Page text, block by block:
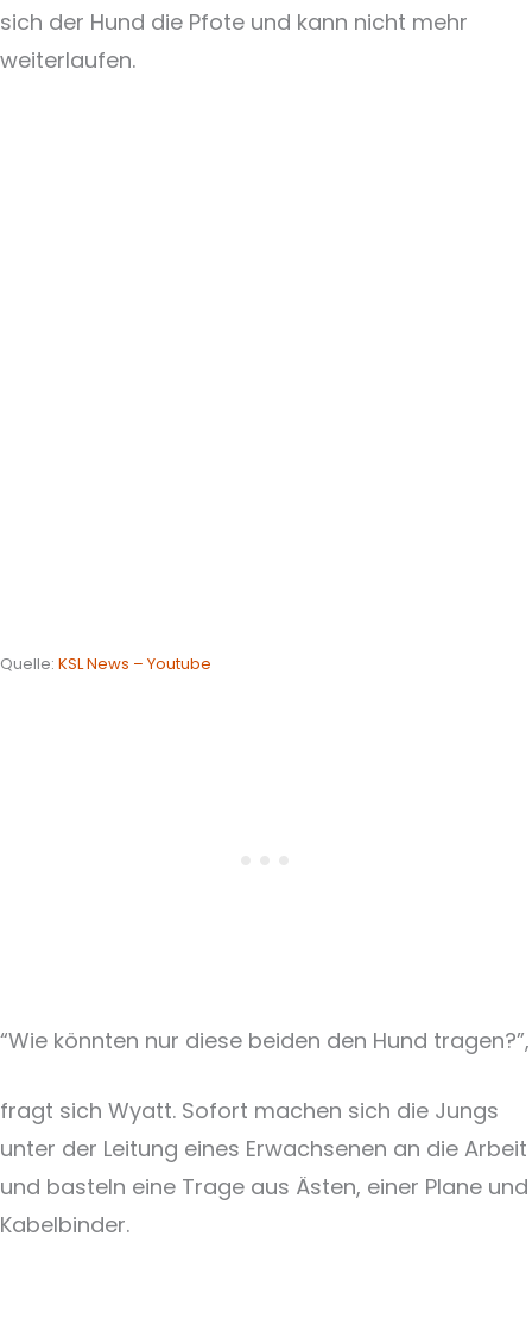
sich der Hund die Pfote und kann nicht mehr
weiterlaufen.
Quelle: KSL News – Youtube
“Wie könnten nur diese beiden den Hund tragen?”,
fragt sich Wyatt. Sofort machen sich die Jungs
unter der Leitung eines Erwachsenen an die Arbeit
und basteln eine Trage aus Ästen, einer Plane und
Kabelbinder.